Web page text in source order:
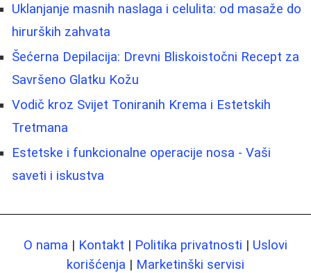
Uklanjanje masnih naslaga i celulita: od masaže do
hirurških zahvata
Šećerna Depilacija: Drevni Bliskoistočni Recept za
Savršeno Glatku Kožu
Vodič kroz Svijet Toniranih Krema i Estetskih
Tretmana
Estetske i funkcionalne operacije nosa - Vaši
saveti i iskustva
O nama | Kontakt | Politika privatnosti | Uslovi
korišćenja | Marketinški servisi